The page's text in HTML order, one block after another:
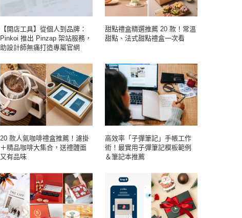
【開店工具】從個人到品牌：
Pinkoi 推出 Pinzap 架站服務，
助設計師無痛打造專屬官網
甜點禮盒精選推薦 20 款！常溫
甜點、法式甜點禮盒一次看
20 款人氣咖啡禮盒推薦！濾掛
＋精品咖啡大集合，送禮體面
又有品味
高效率「子彈筆記」手帳工作
術！最實用子彈筆記模板範例
＆筆記本推薦